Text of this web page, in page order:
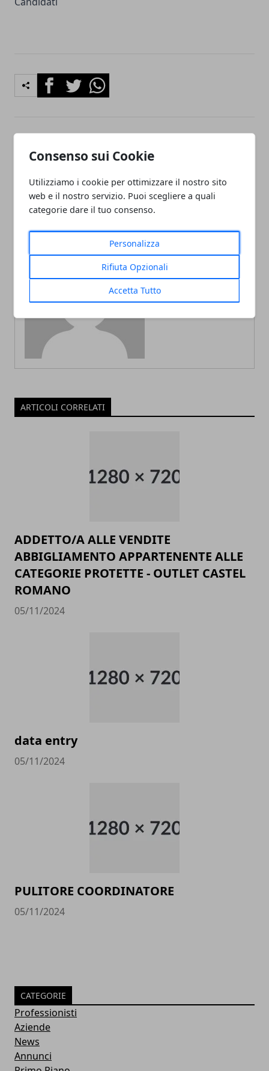
Consenso sui Cookie
Utilizziamo i cookie per ottimizzare il nostro sito
web e il nostro servizio. Puoi scegliere a quali
categorie dare il tuo consenso.
Personalizza
Rifiuta Opzionali
Accetta Tutto
FacebookTwitterWhatsapp
Trasportatore / Autista Full
UsatoRoma (RM)Oggi alle
13:3144.000 €
(RM)Oggi alle 12:20
Redazione
ARTICOLI CORRELATI
ADDETTO/A ALLE VENDITE
ABBIGLIAMENTO APPARTENENTE ALLE
CATEGORIE PROTETTE - OUTLET CASTEL
ROMANO
05/11/2024
data entry
05/11/2024
PULITORE COORDINATORE
05/11/2024
CATEGORIE
Professionisti
Aziende
News
Annunci